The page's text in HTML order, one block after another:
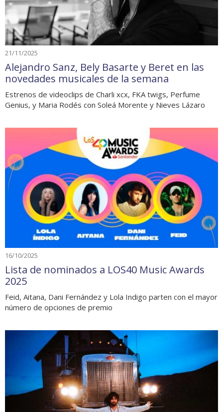
21/11/2025
Alejandro Sanz, Bely Basarte y Beret en las
novedades musicales de la semana
Estrenos de videoclips de Charli xcx, FKA twigs, Perfume
Genius, y Maria Rodés con Soleá Morente y Nieves Lázaro
16/10/2025
Lista de nominados a LOS40 Music Awards
2025
Feid, Aitana, Dani Fernández y Lola Indigo parten con el mayor
número de opciones de premio